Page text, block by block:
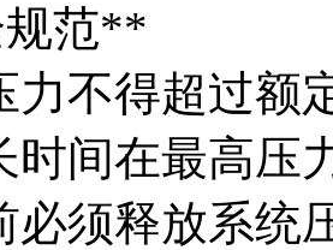
范**
不得超过额
间在最高压
须释放系统